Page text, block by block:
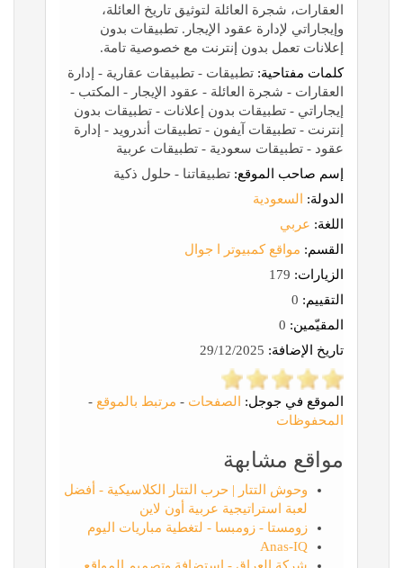
العقارات، شجرة العائلة لتوثيق تاريخ العائلة،
وإيجاراتي لإدارة عقود الإيجار. تطبيقات بدون
إعلانات تعمل بدون إنترنت مع خصوصية تامة.
كلمات مفتاحية: تطبيقات - تطبيقات عقارية - إدارة
العقارات - شجرة العائلة - عقود الإيجار - المكتب -
إيجاراتي - تطبيقات بدون إعلانات - تطبيقات بدون
إنترنت - تطبيقات آيفون - تطبيقات أندرويد - إدارة
عقود - تطبيقات سعودية - تطبيقات عربية
إسم صاحب الموقع: تطبيقاتنا - حلول ذكية
الدولة:
السعودية
اللغة: عربي
القسم: مواقع كمبيوتر ا جوال
الزيارات:
التقييم:
المقيّمين:
تاريخ الإضافة:
الموقع في جوجل: الصفحات - مرتبط بالموقع -
المحفوظات
مواقع مشابهة
وحوش التتار | حرب التتار الكلاسيكية - أفضل
لعبة استراتيجية عربية أون لاين
زومستا - زومبسا - لتغطية مباريات اليوم
Anas-IQ